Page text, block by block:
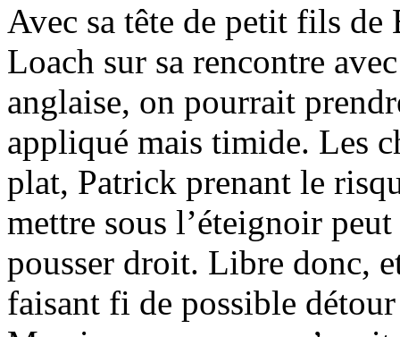
Avec sa tête de petit fils
Loach sur sa rencontre
anglaise, on pourrait
appliqué mais timide. Les
plat, Patrick prenant le
mettre sous l’éteignoir
pousser droit. Libre donc,
faisant fi de possible